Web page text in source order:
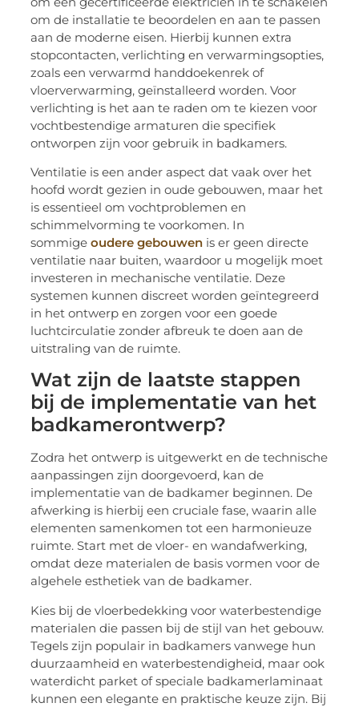
om de installatie te beoordelen en aan te passen
aan de moderne eisen. Hierbij kunnen extra
stopcontacten, verlichting en verwarmingsopties,
zoals een verwarmd handdoekenrek of
vloerverwarming, geïnstalleerd worden. Voor
verlichting is het aan te raden om te kiezen voor
vochtbestendige armaturen die specifiek
ontworpen zijn voor gebruik in badkamers.
Ventilatie is een ander aspect dat vaak over het
hoofd wordt gezien in oude gebouwen, maar het
is essentieel om vochtproblemen en
schimmelvorming te voorkomen. In
sommigeoudere gebouwen is er geen directe
ventilatie naar buiten, waardoor u mogelijk moet
investeren in mechanische ventilatie. Deze
systemen kunnen discreet worden geïntegreerd
in het ontwerp en zorgen voor een goede
luchtcirculatie zonder afbreuk te doen aan de
uitstraling van de ruimte.
Wat zijn de laatste stappen
bij de implementatie van het
badkamerontwerp?
Zodra het ontwerp is uitgewerkt en de technische
aanpassingen zijn doorgevoerd, kan de
implementatie van de badkamer beginnen. De
afwerking is hierbij een cruciale fase, waarin alle
elementen samenkomen tot een harmonieuze
ruimte. Start met de vloer- en wandafwerking,
omdat deze materialen de basis vormen voor de
algehele esthetiek van de badkamer.
Kies bij de vloerbedekking voor waterbestendige
materialen die passen bij de stijl van het gebouw.
Tegels zijn populair in badkamers vanwege hun
duurzaamheid en waterbestendigheid, maar ook
waterdicht parket of speciale badkamerlaminaat
kunnen een elegante en praktische keuze zijn. Bij